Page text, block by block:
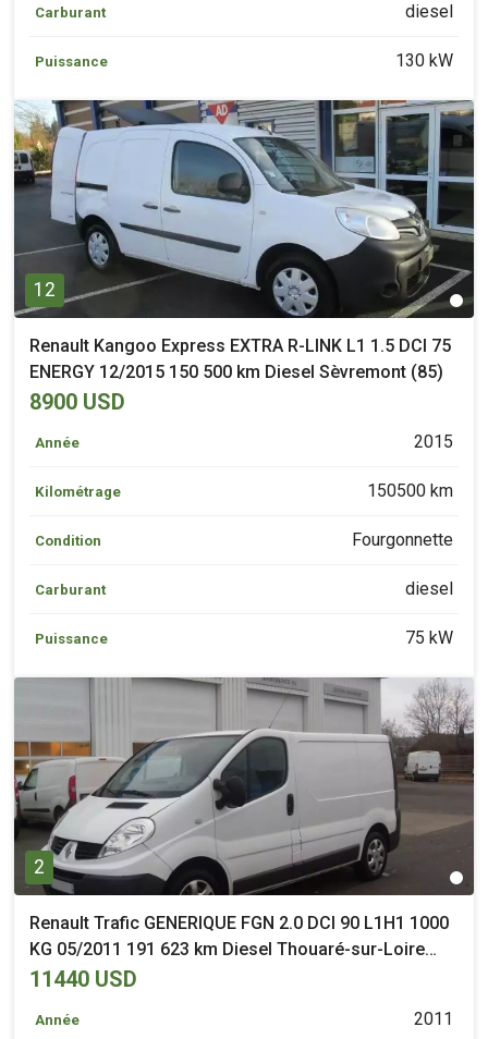
Carburant diesel
Puissance 130 kW
12
Renault Kangoo Express EXTRA R-LINK L1 1.5 DCI 75
ENERGY 12/2015 150 500 km Diesel Sèvremont (85)
8900 USD
Année 2015
Kilométrage 150500 km
Condition Fourgonnette
Carburant diesel
Puissance 75 kW
2
Renault Trafic GENERIQUE FGN 2.0 DCI 90 L1H1 1000
KG 05/2011 191 623 km Diesel Thouaré-sur-Loire
(44)
11440 USD
Année 2011